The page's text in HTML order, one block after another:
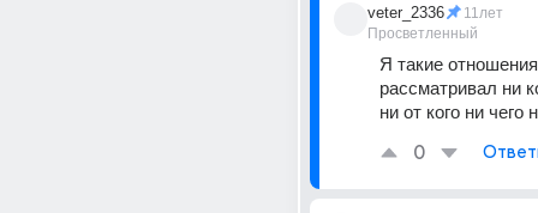
veter_2336
Просветленный
11лет
Я такие
рассматривал ни
ни от кого ни чего
0